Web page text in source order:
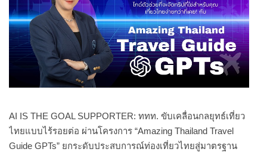
AI IS THE GOAL SUPPORTER: ททท. ขับเคลื่อนกลยุทธ์เที่ยว
ไทยแบบไร้รอยต่อ ผ่านโครงการ “Amazing Thailand Travel
Guide GPTs” ยกระดับประสบการณ์ท่องเที่ยวไทยสู่มาตรฐาน